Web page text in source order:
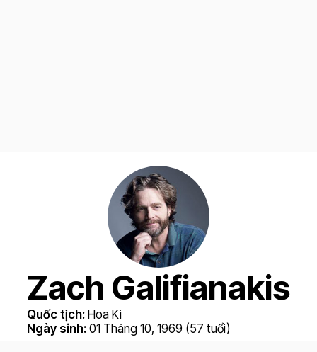
Zach Galifianakis
Quốc tịch: Hoa Kì
Ngày sinh: 01 Tháng 10, 1969 (57 tuổi)